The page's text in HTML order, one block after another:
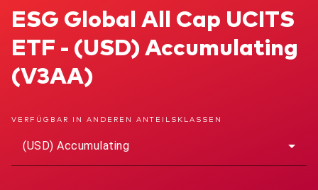
Liste aller Vanguard Fonds und ETFs
Analysen und Events
Back to main menu
Beraterplattform
Entdecken Sie Vanguard 365
Über uns
ESG Global All Cap UCITS ETF
ESG Global All Cap UCITS
ETF - (USD) Accumulating
(V3AA)
VERFÜGBAR IN ANDEREN ANTEILSKLASSEN
(USD) Accumulating